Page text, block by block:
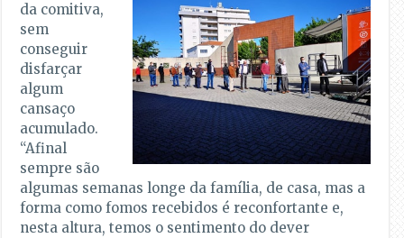
da comitiva,
sem
conseguir
disfarçar
algum
cansaço
acumulado.
“Afinal
sempre são
algumas semanas longe da família, de casa, mas a
forma como fomos recebidos é reconfortante e,
nesta altura, temos o sentimento do dever